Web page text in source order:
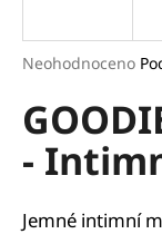
Průměrné
produktu
je
z
hvězdiček.
Neohodnoceno
-
Jemné intimní
j
t
?